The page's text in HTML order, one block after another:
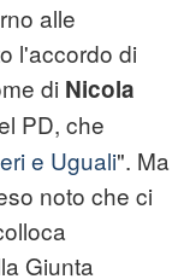
alle
l'accordo di
di Nicola
PD, che
e Uguali". Ma
noto che ci
Giunta